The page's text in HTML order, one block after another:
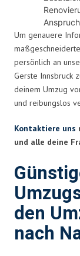
Um genauere
persönlich an
Gerste Innsbruck
deinem Umzug
und reibungslos
Kontaktiere uns
und alle deine
den
nach